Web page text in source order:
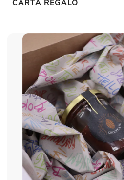
CARTA REGALO